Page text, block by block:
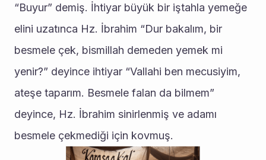
“Buyur” demiş. İhtiyar büyük bir iştahla yemeğe
elini uzatınca Hz. İbrahim “Dur bakalım, bir
besmele çek, bismillah demeden yemek mi
yenir?” deyince ihtiyar “Vallahi ben mecusiyim,
ateşe taparım. Besmele falan da bilmem”
deyince, Hz. İbrahim sinirlenmiş ve adamı
besmele çekmediği için kovmuş.